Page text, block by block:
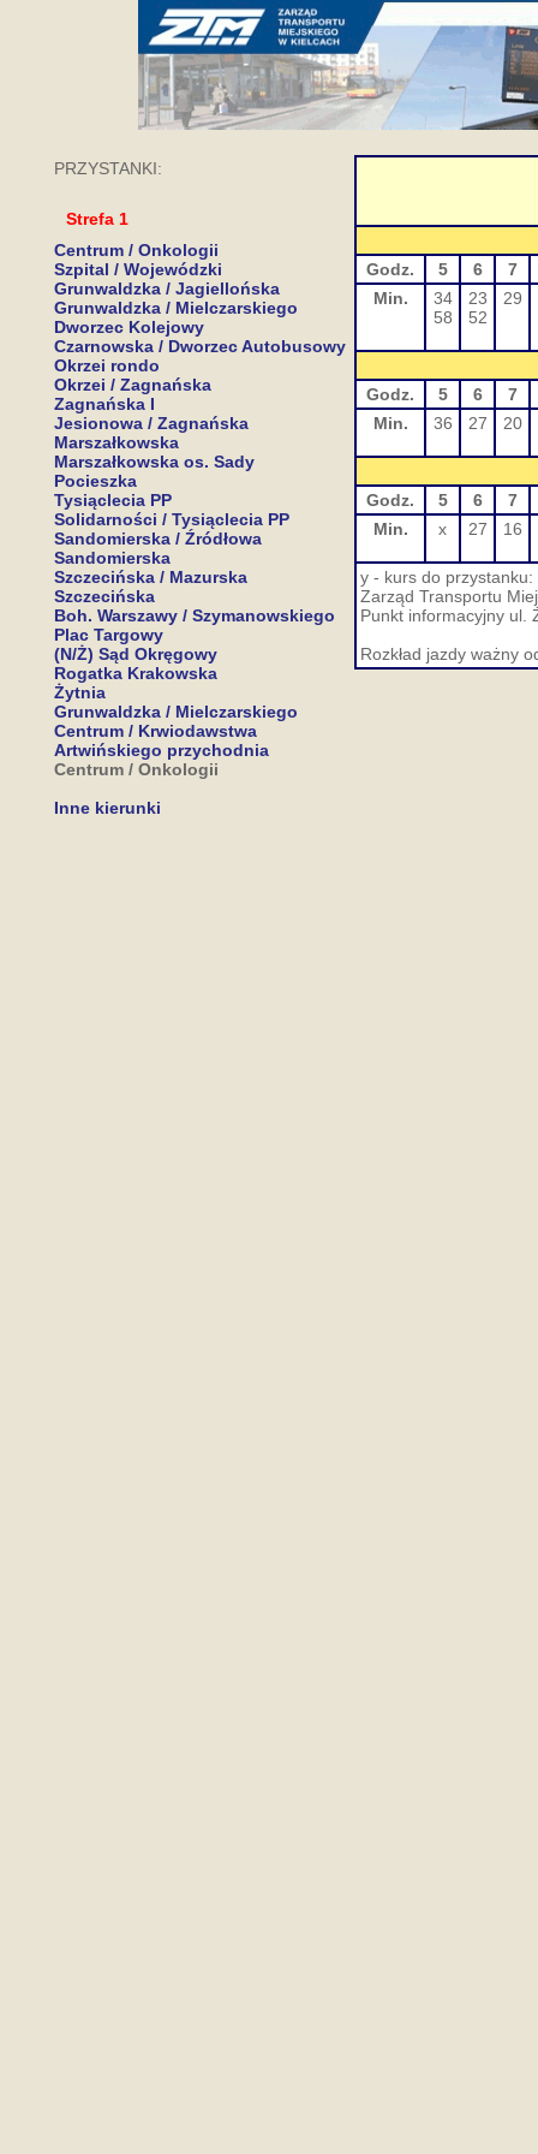
PRZYSTANKI:
Strefa 1
Centrum / Onkologii
Szpital / Wojewódzki
Grunwaldzka / Jagiellońska
Grunwaldzka / Mielczarskiego
Dworzec Kolejowy
Czarnowska / Dworzec Autobusowy
Okrzei rondo
Okrzei / Zagnańska
Zagnańska I
Jesionowa / Zagnańska
Marszałkowska
Marszałkowska os. Sady
Pocieszka
Tysiąclecia PP
Solidarności / Tysiąclecia PP
Sandomierska / Źródłowa
Sandomierska
Szczecińska / Mazurska
Szczecińska
Boh. Warszawy / Szymanowskiego
Plac Targowy
(N/Ż) Sąd Okręgowy
Rogatka Krakowska
Żytnia
Grunwaldzka / Mielczarskiego
Centrum / Krwiodawstwa
Artwińskiego przychodnia
Centrum / Onkologii
Inne kierunki
Godz. 5 6
7
Min.
34
58
23
52
29
Godz. 5 6
7
Min.
36 27 20
Godz. 5 6
7
Min.
x 27 16
y - kurs do
Zarząd Transportu
Punkt informacyjny ul.
Rozkład jazdy ważny